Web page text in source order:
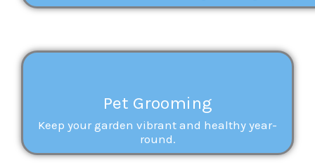
Pet Grooming
Keep your garden vibrant and healthy year-
round.